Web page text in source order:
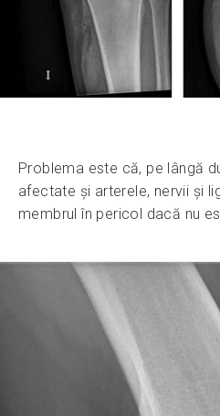
Problema este că, pe lângă
afectate și arterele, nervii și
membrul în pericol dacă nu